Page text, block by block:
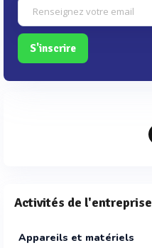
S'inscrire
Activités de l'entreprise
Appareils et matériels